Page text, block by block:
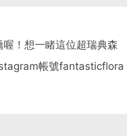
！想一睹這位超瑞典森
帳號fantasticflora